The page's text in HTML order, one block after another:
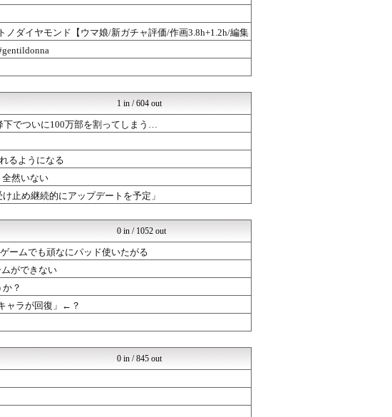
ダイヤモンド【ウマ娘/新ガチャ評価/作画3.8h+1.2h/編集
1 in / 604 out
下でついに100万部を割ってしまう…
るようになる
然いない
止め継続的にアップデートを予定」
0 in / 1052 out
ームでも頑なにパッド使いたがる
ができない
？
ャラが回復」←？
0 in / 845 out